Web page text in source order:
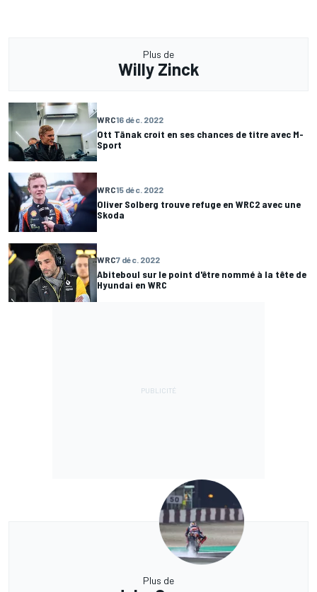
Plus de
Willy Zinck
WRC16 déc. 2022
Ott Tänak croit en ses chances de titre avec M-
Sport
WRC15 déc. 2022
Oliver Solberg trouve refuge en WRC2 avec une
Skoda
WRC7 déc. 2022
Abiteboul sur le point d'être nommé à la tête de
Hyundai en WRC
Plus de